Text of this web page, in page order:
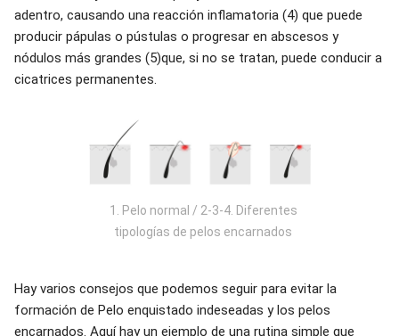
adentro, causando una reacción inflamatoria (4) que puede
producir pápulas o pústulas o progresar en abscesos y
nódulos más grandes (5)que, si no se tratan, puede conducir a
cicatrices permanentes.
1. Pelo normal / 2-3-4. Diferentes
tipologías de pelos encarnados
Hay varios consejos que podemos seguir para evitar la
formación de Pelo enquistado indeseadas y los pelos
encarnados. Aquí hay un ejemplo de una rutina simple que